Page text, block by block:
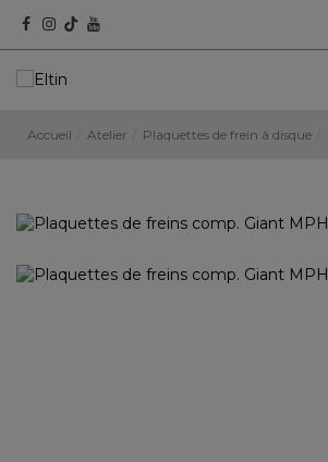
Accueil Atelier Plaquettes de frein à disque